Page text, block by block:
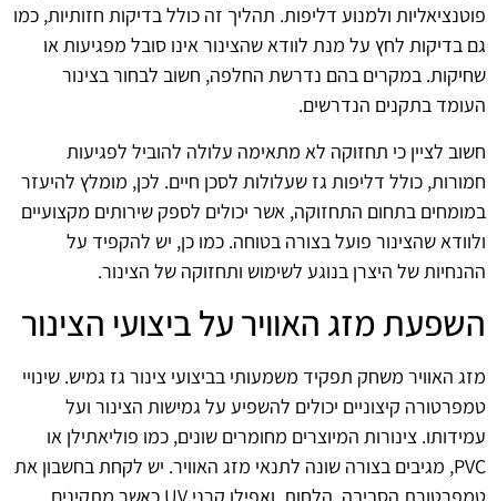
פוטנציאליות ולמנוע דליפות. תהליך זה כולל בדיקות חזותיות, כמו
גם בדיקות לחץ על מנת לוודא שהצינור אינו סובל מפגיעות או
שחיקות. במקרים בהם נדרשת החלפה, חשוב לבחור בצינור
העומד בתקנים הנדרשים.
חשוב לציין כי תחזוקה לא מתאימה עלולה להוביל לפגיעות
חמורות, כולל דליפות גז שעלולות לסכן חיים. לכן, מומלץ להיעזר
במומחים בתחום התחזוקה, אשר יכולים לספק שירותים מקצועיים
ולוודא שהצינור פועל בצורה בטוחה. כמו כן, יש להקפיד על
ההנחיות של היצרן בנוגע לשימוש ותחזוקה של הצינור.
השפעת מזג האוויר על ביצועי הצינור
מזג האוויר משחק תפקיד משמעותי בביצועי צינור גז גמיש. שינויי
טמפרטורה קיצוניים יכולים להשפיע על גמישות הצינור ועל
עמידותו. צינורות המיוצרים מחומרים שונים, כמו פוליאתילן או
PVC, מגיבים בצורה שונה לתנאי מזג האוויר. יש לקחת בחשבון את